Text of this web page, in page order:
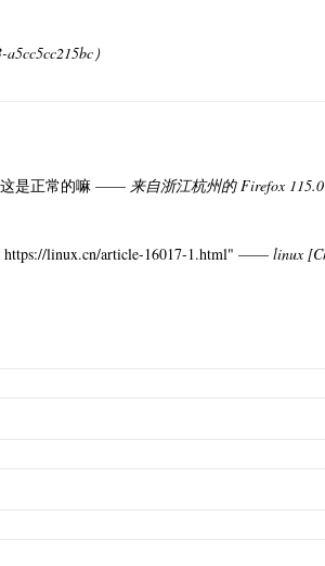
）
这是正常的嘛 —— 来自浙江杭州的 Firefox
linux.cn/article-16017-1.html" —— linux